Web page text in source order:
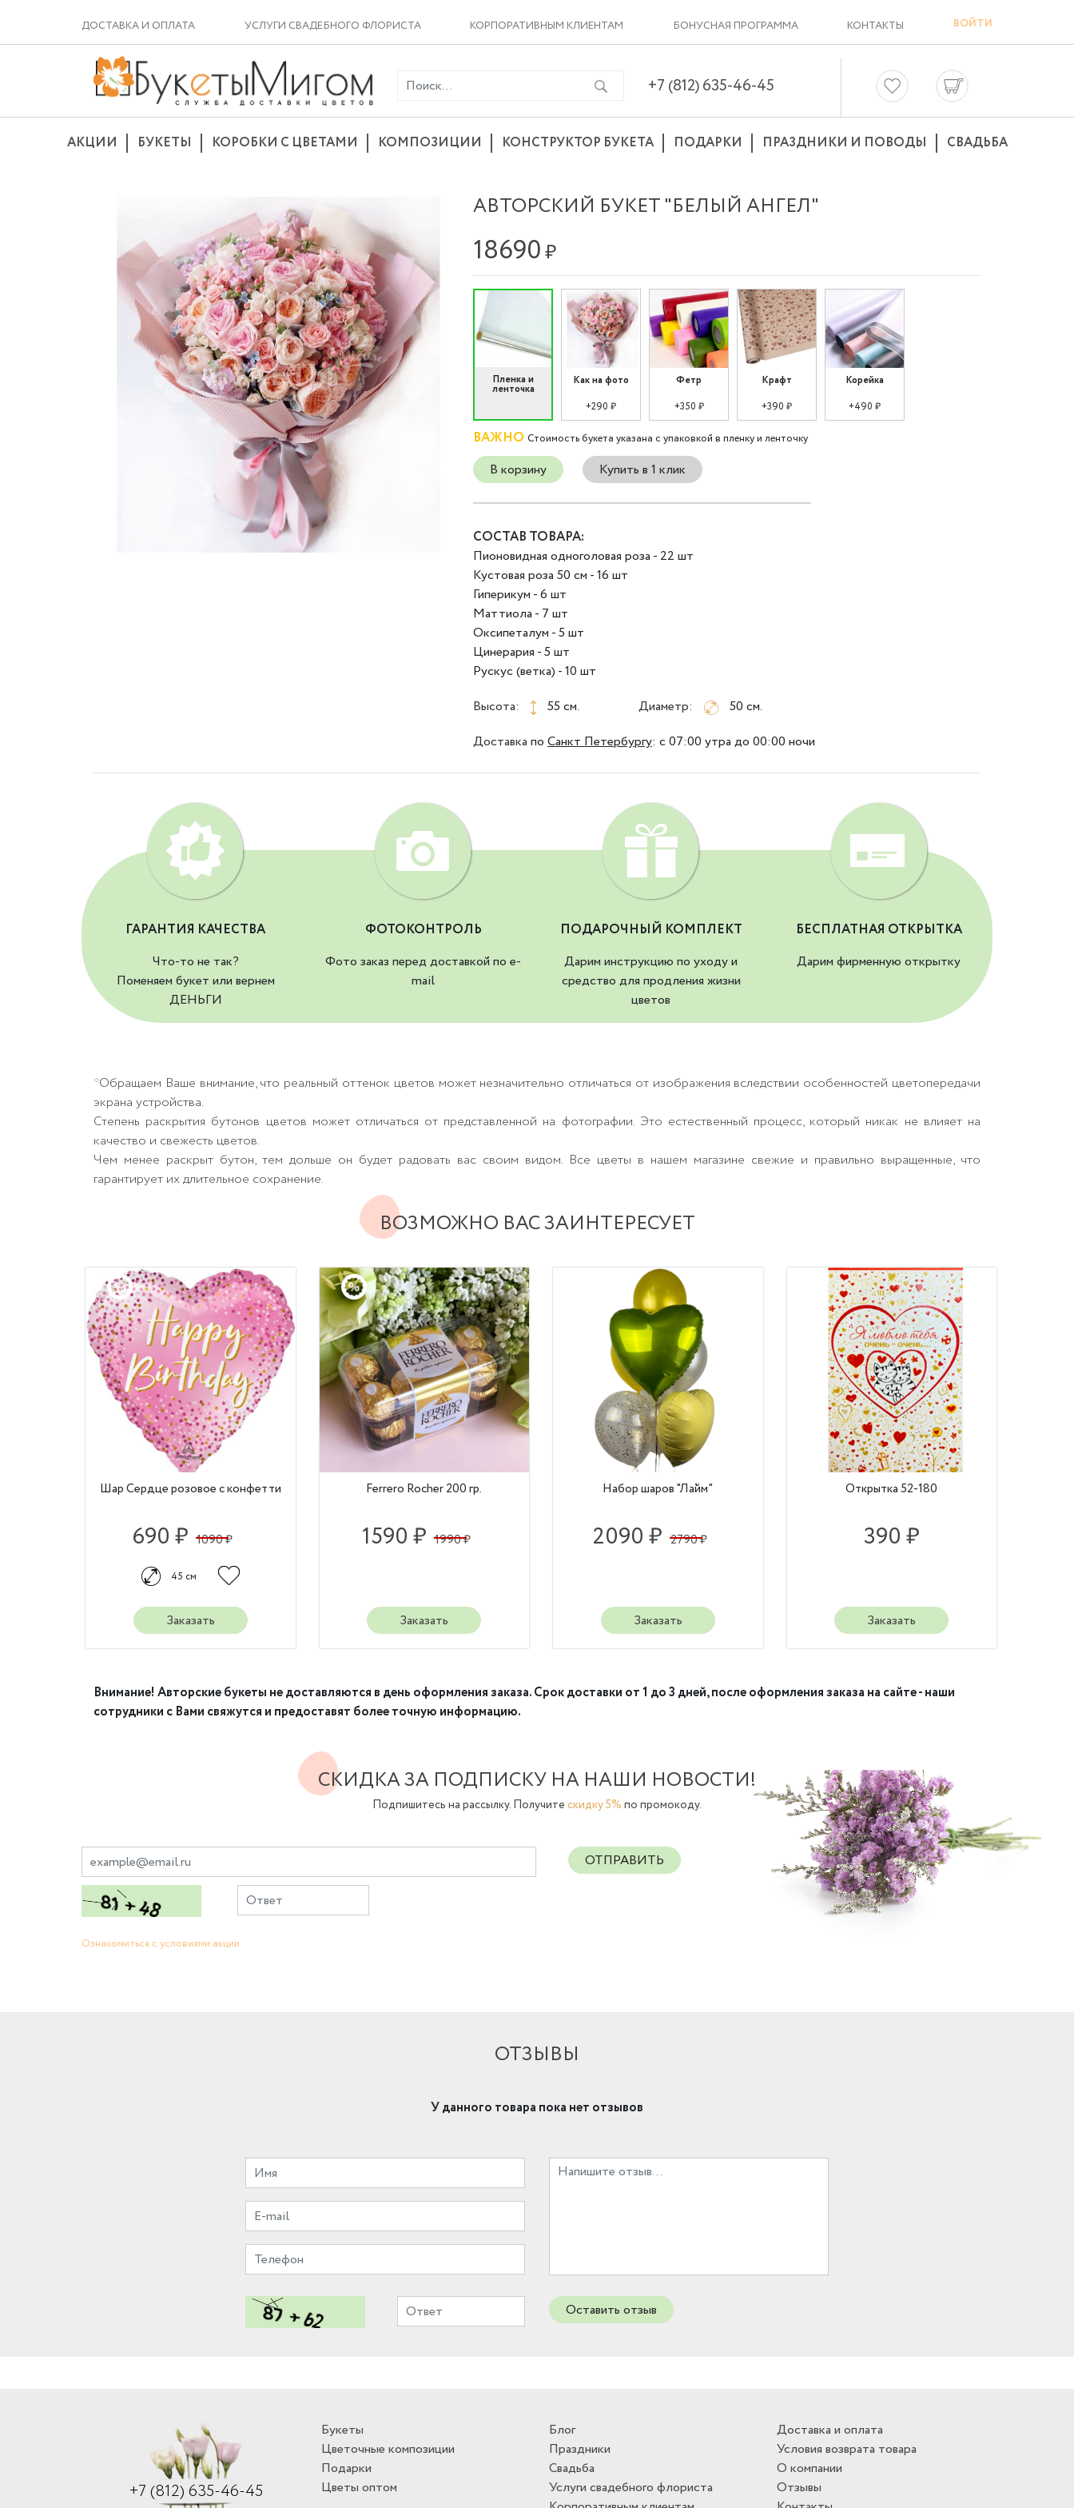
ДОСТАВКА И ОПЛАТА УСЛУГИ СВАДЕБНОГО ФЛОРИСТА КОРПОРАТИВНЫМ КЛИЕНТАМ БОНУСНАЯ ПРОГРАММА КОНТАКТЫ ВОЙТИ
+7 (812) 635-46-45
АКЦИИ БУКЕТЫ КОРОБКИ С ЦВЕТАМИ КОМПОЗИЦИИ КОНСТРУКТОР БУКЕТА ПОДАРКИ ПРАЗДНИКИ И ПОВОДЫ СВАДЬБА
АВТОРСКИЙ БУКЕТ "БЕЛЫЙ АНГЕЛ"
18690₽
Пленка и
ленточка
Как на фото
+290 ₽
Фетр
+350 ₽
Крафт
+390 ₽
Корейка
+490 ₽
ВАЖНО Стоимость букета указана с упаковкой в пленку и ленточку
В корзину Купить в 1 клик
СОСТАВ ТОВАРА:
Пионовидная одноголовая роза - 22 шт
Кустовая роза 50 см - 16 шт
Гиперикум - 6 шт
Маттиола - 7 шт
Оксипеталум - 5 шт
Цинерария - 5 шт
Рускус (ветка) - 10 шт
Высота:
55 см. Диаметр:
50 см.
Доставка по Санкт Петербургу: с 07:00 утра до 00:00 ночи
ГАРАНТИЯ КАЧЕСТВА
Что-то не так?
Поменяем букет или вернем
ДЕНЬГИ
ФОТОКОНТРОЛЬ
Фото заказ перед доставкой по e-
mail
ПОДАРОЧНЫЙ КОМПЛЕКТ
Дарим инструкцию по уходу и
средство для продления жизни
цветов
БЕСПЛАТНАЯ ОТКРЫТКА
Дарим фирменную открытку
*Обращаем Ваше внимание, что реальный оттенок цветов может незначительно отличаться от изображения вследствии особенностей цветопередачи
экрана устройства.
Степень раскрытия бутонов цветов может отличаться от представленной на фотографии. Это естественный процесс, который никак не влияет на
качество и свежесть цветов.
Чем менее раскрыт бутон, тем дольше он будет радовать вас своим видом. Все цветы в нашем магазине свежие и правильно выращенные, что
гарантирует их длительное сохранение.
ВОЗМОЖНО ВАС ЗАИНТЕРЕСУЕТ
Шар Сердце розовое с конфетти
690 ₽ 1090 ₽
45 см
Заказать
Ferrero Rocher 200 гр.
1590 ₽ 1990 ₽
Заказать
Набор шаров "Лайм"
2090 ₽ 2790 ₽
Заказать
Открытка 52-180
390 ₽
Заказать
Внимание! Авторские букеты не доставляются в день оформления заказа. Срок доставки от 1 до 3 дней, после оформления заказа на сайте - наши
сотрудники с Вами свяжутся и предоставят более точную информацию.
СКИДКА ЗА ПОДПИСКУ НА НАШИ НОВОСТИ!
Подпишитесь на рассылку. Получите скидку 5% по промокоду.
ОТПРАВИТЬ
Ознакомиться с условиями акции
ОТЗЫВЫ
У данного товара пока нет отзывов
Оставить отзыв
+7 (812) 635-46-45
Букеты
Цветочные композиции
Подарки
Цветы оптом
Блог
Праздники
Свадьба
Услуги свадебного флориста
Доставка и оплата
Условия возврата товара
О компании
Отзывы